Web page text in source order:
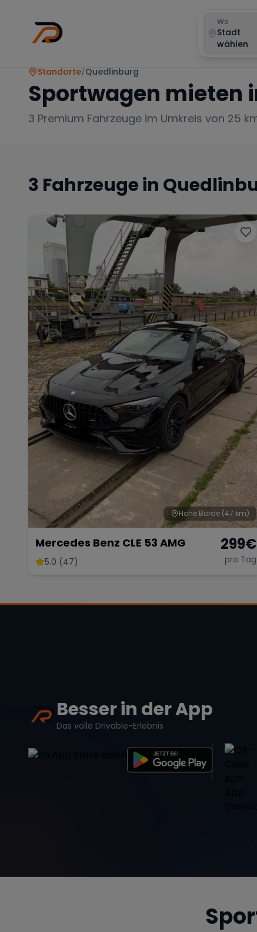
Wo
Stadt
wählen
Standorte/Quedlinburg
Sportwagen mieten
3 Premium Fahrzeuge im Umkreis von 25
3 Fahrzeuge in
Hohe Börde (47 km)
Mercedes Benz CLE 53 AMG
5.0 (47)
299€
pro Tag
Besser in der App
Das volle Drivable-Erlebnis